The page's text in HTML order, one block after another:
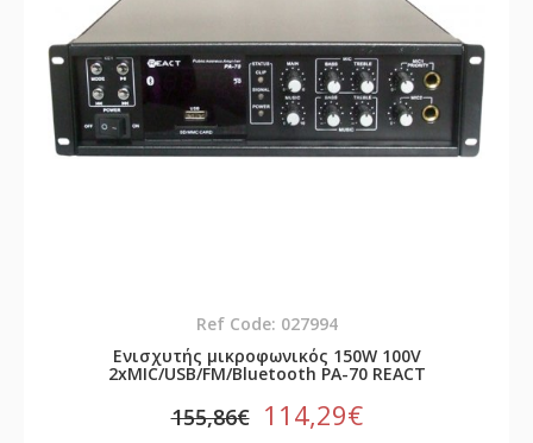
Ref Code: 027994
Ενισχυτής μικροφωνικός 150W 100V
2xMIC/USB/FM/Bluetooth PA-70 REACT
155,86€ 114,29€